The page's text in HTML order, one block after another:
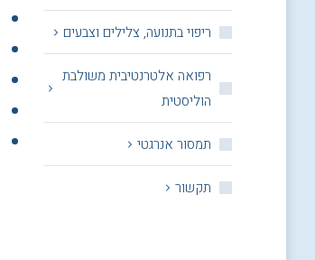
ריפוי בתנועה, צלילים וצבעים
רפואה אלטרנטיבית משולבת
הוליסטית
תמסור אנרגטי
תקשור